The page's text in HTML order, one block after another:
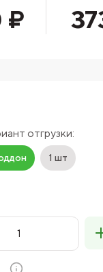
₽
отгрузки:
1 шт